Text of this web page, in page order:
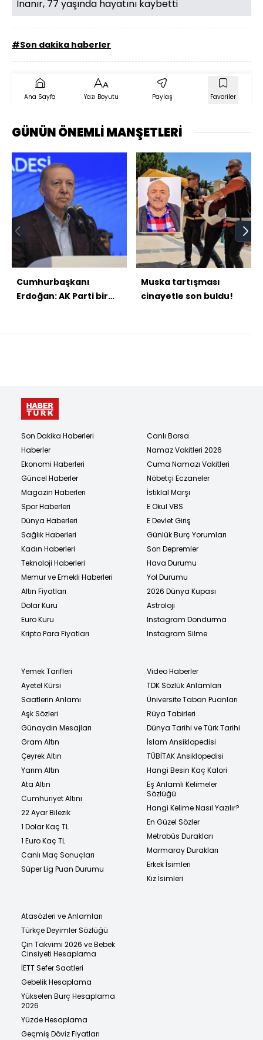
İnanır, 77 yaşında hayatını kaybetti
#Son dakika haberler
Ana Sayfa Yazı Boyutu Paylaş Favoriler
GÜNÜN ÖNEMLİ MANŞETLERİ
Cumhurbaşkanı
Erdoğan: AK Parti bir
Muska tartışması
cinayetle son buldu!
Son Dakika Haberleri
Haberler
Ekonomi Haberleri
Güncel Haberler
Magazin Haberleri
Spor Haberleri
Dünya Haberleri
Sağlık Haberleri
Kadın Haberleri
Teknoloji Haberleri
Memur ve Emekli Haberleri
Altın Fiyatları
Dolar Kuru
Euro Kuru
Kripto Para Fiyatları
Canlı Borsa
Namaz Vakitleri 2026
Cuma Namazı Vakitleri
Nöbetçi Eczaneler
İstiklal Marşı
E Okul VBS
E Devlet Giriş
Günlük Burç Yorumları
Son Depremler
Hava Durumu
Yol Durumu
2026 Dünya Kupası
Astroloji
Instagram Dondurma
Instagram Silme
Yemek Tarifleri
Ayetel Kürsi
Saatlerin Anlamı
Aşk Sözleri
Günaydın Mesajları
Gram Altın
Çeyrek Altın
Yarım Altın
Ata Altın
Cumhuriyet Altını
22 Ayar Bilezik
1 Dolar Kaç TL
1 Euro Kaç TL
Canlı Maç Sonuçları
Süper Lig Puan Durumu
Video Haberler
TDK Sözlük Anlamları
Üniversite Taban Puanları
Rüya Tabirleri
Dünya Tarihi ve Türk Tarihi
İslam Ansiklopedisi
TÜBİTAK Ansiklopedisi
Hangi Besin Kaç Kalori
Eş Anlamlı Kelimeler
Sözlüğü
Hangi Kelime Nasıl Yazılır?
En Güzel Sözler
Metrobüs Durakları
Marmaray Durakları
Erkek İsimleri
Kız İsimleri
Atasözleri ve Anlamları
Türkçe Deyimler Sözlüğü
Çin Takvimi 2026 ve Bebek
Cinsiyeti Hesaplama
İETT Sefer Saatleri
Gebelik Hesaplama
Yükselen Burç Hesaplama
2026
Yüzde Hesaplama
Geçmiş Döviz Fiyatları